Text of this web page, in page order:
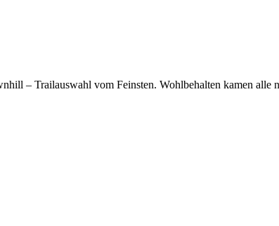
– Trailauswahl vom Feinsten. Wohlbehalten kamen